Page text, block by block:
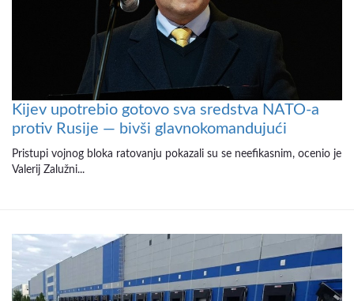
Kijev upotrebio gotovo sva sredstva NATO-a
protiv Rusije — bivši glavnokomandujući
Pristupi vojnog bloka ratovanju pokazali su se neefikasnim, ocenio je
Valerij Zalužni...